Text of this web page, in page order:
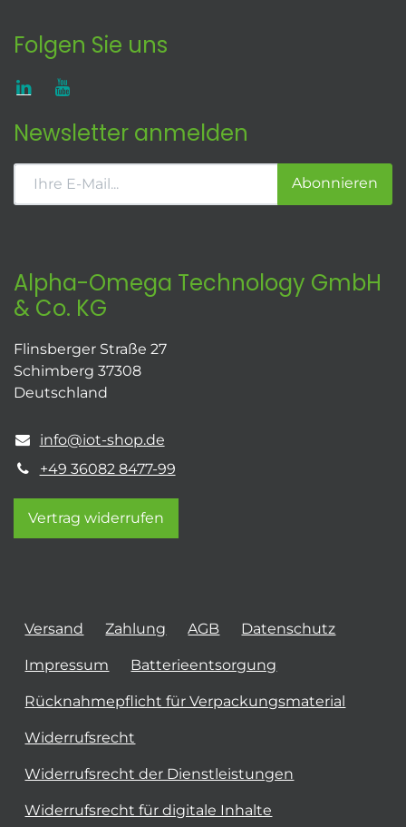
Folgen Sie uns
Newsletter anmelden
Abonnieren
Alpha-Omega Technology GmbH
& Co. KG
Flinsberger Straße 27
Schimberg 37308
Deutschland
info@iot-shop.de
+49 36082 8477-99
Vertrag widerrufen
Versand Zahlung AGB Datenschutz
Impressum Batterieentsorgung
Rücknahmepflicht für Verpackungsmaterial
Widerrufsrecht
Widerrufsrecht der Dienstleistungen
Widerrufsrecht für digitale Inhalte